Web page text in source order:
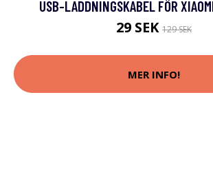
USB-LADDNINGSKABEL FÖR
29 SEK 129 SEK
MER INFO!